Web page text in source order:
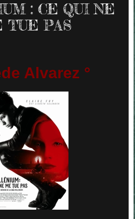
: CE QUI NE
TUE PAS
Alvarez °